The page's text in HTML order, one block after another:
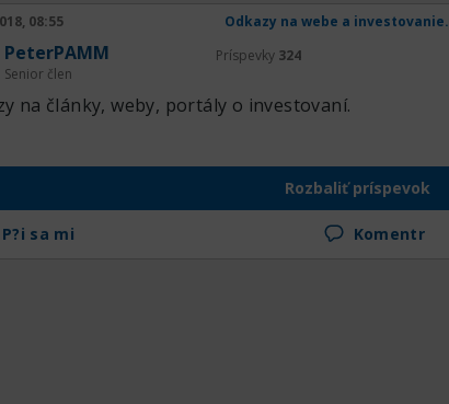
08:55 Odkazy na webe a investovanie.
PeterPAMM
Senior člen
Príspevky 324
na články, weby, portály o investovaní.
Rozbaliť príspevok
P?i sa mi Komentr